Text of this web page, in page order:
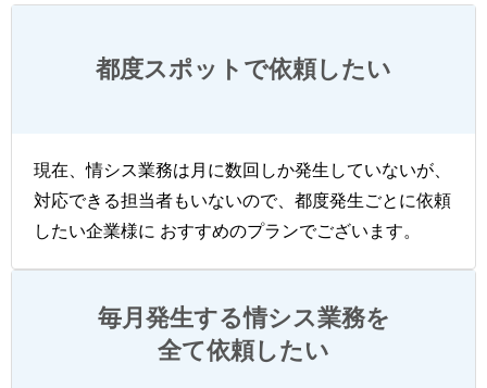
都度スポットで依頼したい
現在、情シス業務は月に数回しか発生していないが、
対応できる担当者もいないので、都度発生ごとに依頼
したい企業様に おすすめのプランでございます。
毎月発生する情シス業務を
全て依頼したい